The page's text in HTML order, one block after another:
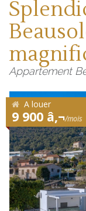
Appartement
A louer
9 900 â‚¬/mois